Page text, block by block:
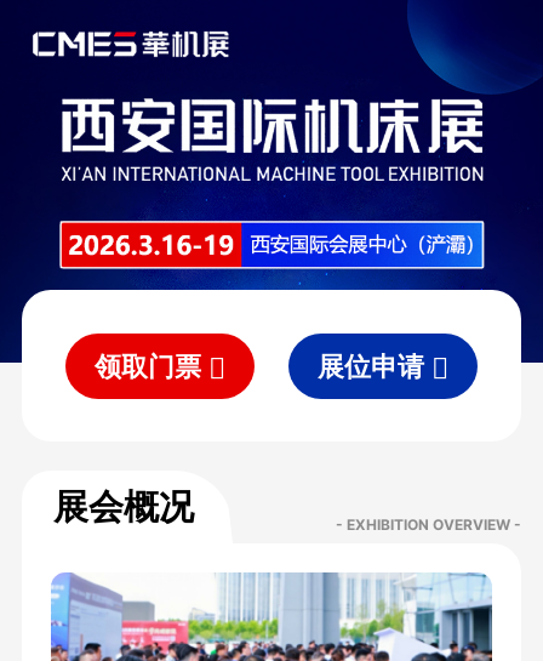
领取门票 展位申请
展会概况 - EXHIBITION OVERVIEW -